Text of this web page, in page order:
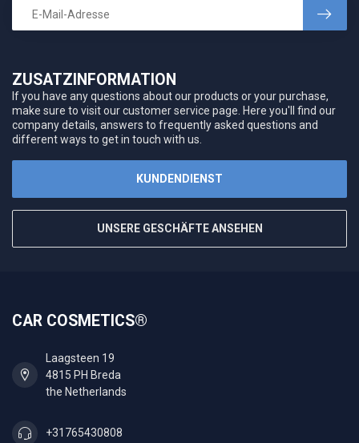
ZUSATZINFORMATION
If you have any questions about our products or your purchase,
make sure to visit our customer service page. Here you'll find our
company details, answers to frequently asked questions and
different ways to get in touch with us.
KUNDENDIENST
UNSERE GESCHÄFTE ANSEHEN
CAR COSMETICS®
Laagsteen 19
4815 PH Breda
the Netherlands
+31765430808